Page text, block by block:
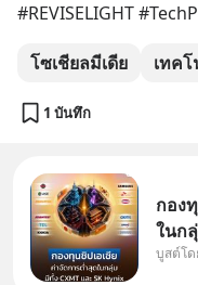
#REVISELIGHT
โซเชียลมีเดีย เทค
1 บันทึก
กอง
ในก
อยู่ดี
บูสต์โ